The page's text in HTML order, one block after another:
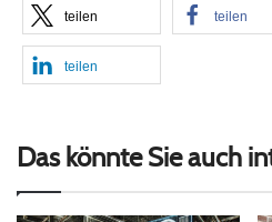
teilen teilen
teilen
Das könnte Sie auch